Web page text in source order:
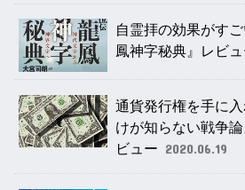
自霊拝の効果がす
鳳神字秘典』レビ
通貨発行権を手に
けが知らない戦争
ビュー 2020.06.19